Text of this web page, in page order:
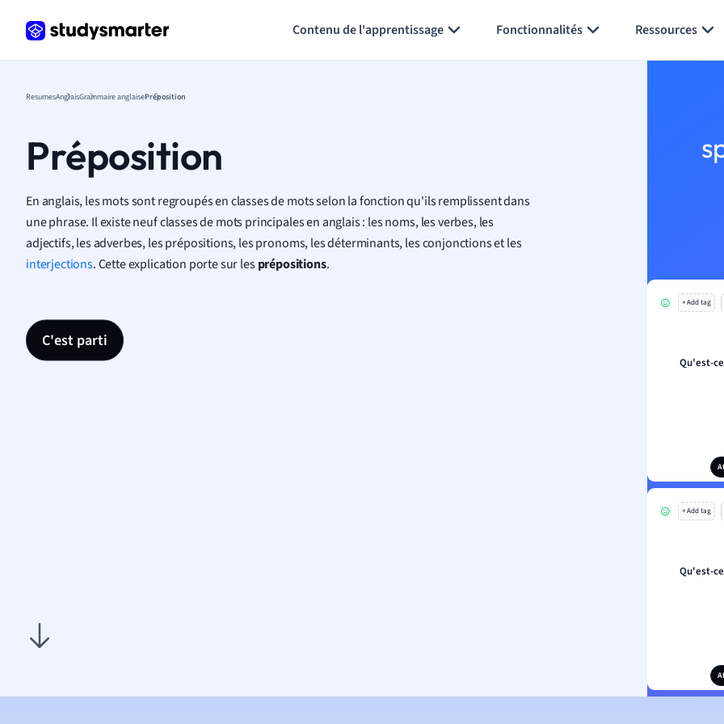
Contenu de l'apprentissage Fonctionnalités Ressources
ResumesAnglaisGrammaire anglaisePréposition
Préposition
En anglais, les mots sont regroupés en classes de mots selon la fonction qu'ils remplissent dans
une phrase. Il existe neuf classes de mots principales en anglais : les noms, les verbes, les
adjectifs, les adverbes, les prépositions, les pronoms, les déterminants, les conjonctions et les
interjections. Cette explication porte sur lesprépositions.
C'est parti
+ Add tag
Qu'est-
+ Add tag
Qu'est-